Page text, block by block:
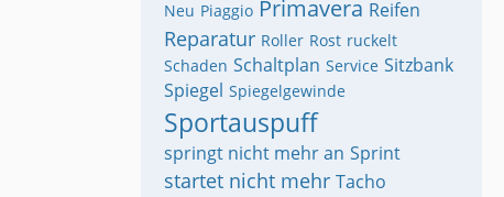
Neu Piaggio Primavera Reifen
Reparatur Roller Rost ruckelt
Schaden Schaltplan Service Sitzbank
Spiegel Spiegelgewinde
Sportauspuff
springt nicht mehr an Sprint
startet nicht mehr Tacho